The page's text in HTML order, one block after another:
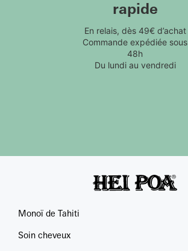
rapide
En relais, dès 49€ d’achat
Commande expédiée sous
48h
Du lundi au vendredi
Monoï de Tahiti
Soin cheveux